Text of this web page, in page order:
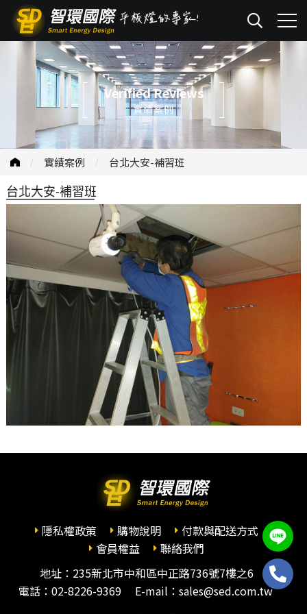
Verified Reviews
實績案例
實績案例 台北大安-補習班
台北大安-補習班
隱私權政策 購物說明
付款與配送方式
會員權益
聯絡我們
地址：235新北市中和區中正路736號7樓之6
電話： 02-8226-9369 E-mail：sales@sed.com.tw